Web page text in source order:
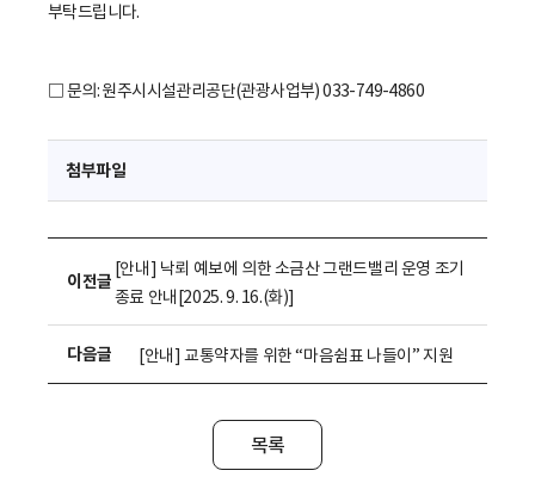
부탁드립니다.
□ 문의: 원주시시설관리공단(관광사업부) 033-749-4860
첨부파일
이전글
[안내] 낙뢰 예보에 의한 소금산 그랜드밸리 운영 조기
종료 안내[2025. 9. 16.(화)]
다음글 [안내] 교통약자를 위한 “마음쉼표 나들이” 지원
목록